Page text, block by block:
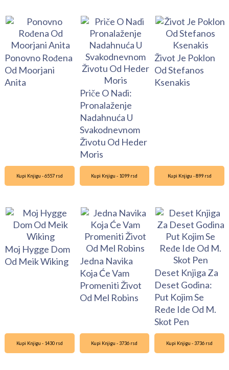
Ponovno Rođena
Od Moorjani
Anita
Priče O Nadi:
Pronalaženje
Nadahnuća U
Svakodnevnom
Životu Od Heder
Moris
Život Je Poklon
Od Stefanos
Ksenakis
Kupi Knjigu - 6557 rsd
Moj Hygge Dom
Od Meik Wiking
Kupi Knjigu - 1099 rsd
Jedna Navika
Koja Će Vam
Promeniti Život
Od Mel Robins
Kupi Knjigu - 899 rsd
Deset Knjiga Za
Deset Godina:
Put Kojim Se
Ređe Ide Od M.
Skot Pen
Kupi Knjigu - 1430 rsd Kupi Knjigu - 3736 rsd Kupi Knjigu - 3736 rsd